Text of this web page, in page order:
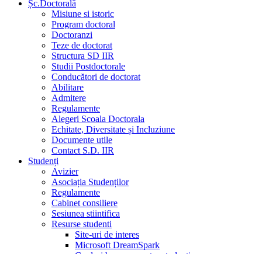
Șc.Doctorală
Misiune si istoric
Program doctoral
Doctoranzi
Teze de doctorat
Structura SD IIR
Studii Postdoctorale
Conducători de doctorat
Abilitare
Admitere
Regulamente
Alegeri Scoala Doctorala
Echitate, Diversitate și Incluziune
Documente utile
Contact S.D. IIR
Studenți
Avizier
Asociația Studenților
Regulamente
Cabinet consiliere
Sesiunea stiintifica
Resurse studenti
Site-uri de interes
Microsoft DreamSpark